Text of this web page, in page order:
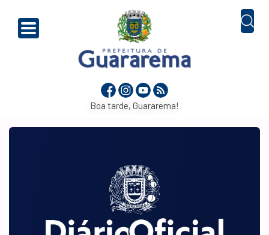
Boa tarde, Guararema!